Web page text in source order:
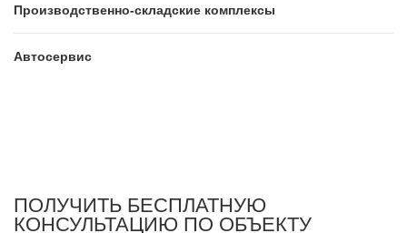
Производственно-складские комплексы
Автосервис
ПОЛУЧИТЬ БЕСПЛАТНУЮ
КОНСУЛЬТАЦИЮ ПО ОБЪЕКТУ